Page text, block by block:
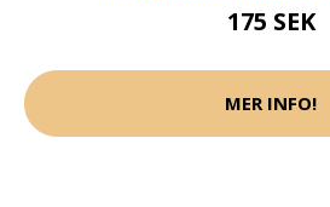
175 SEK
MER INFO!